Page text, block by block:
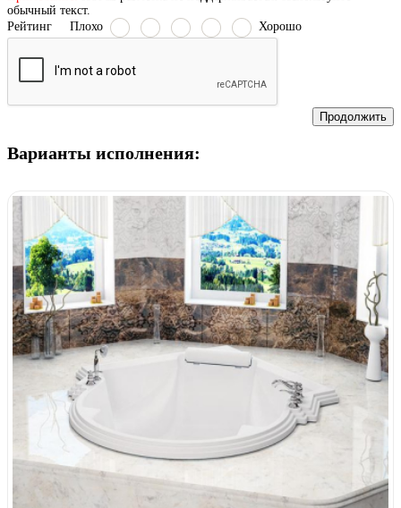
обычный текст.
Рейтинг Плохо Хорошо
Продолжить
Варианты исполнения: